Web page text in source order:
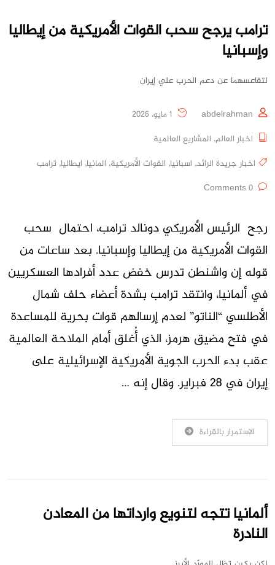
ترامب يرجح سحب القوات الأمريكية من إيطاليا
وإسبانيا
لتقاعسهما عن دعم الحرب علي إيران
abdelrahman
اخبار العالم, المشاريع العالمية
اخبار جريدة الرائد, اسبانيا, القوات الأمريكية, المانيا, ايطاليا, ترامب
رجح الرئيس الأمريكي دونالد ترامب، احتمال سحب
القوات الأمريكية من إيطاليا وإسبانيا. بعد ساعات من
قوله إن واشنطن تدرس خفض عدد أفرادها العسكريين
في ألمانيا، وانتقد ترامب بشدة أعضاء حلف شمال
الأطلسي “الناتو” لعدم إرسالهم قوات بحرية للمساعدة
في فتح مضيق هرمز، الذي أُغلق أمام الملاحة العالمية
عقب بدء الحرب الجوية الأمريكية الإسرائيلية على
إيران في 28 فبراير. وقال إنه …
الاستمرار بالقراءة
ألمانيا تتجه لتنويع وارداتها من المعادن
النادرة